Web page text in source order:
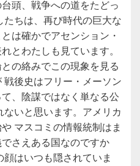
頭、戦争への道をたどっ
ちは、再び時代の巨大な
は確かでアセンション・
とわたしも見ています。
の絡みでこの現象を見る
後史はフリー・メーソン
、陰謀ではなく単なる公
いと思います。アメリカ
マスコミの情報統制はま
さえある国なのですか
はいつも隠されていま